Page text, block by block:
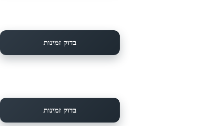
בדוק זמינות
בדוק זמינות